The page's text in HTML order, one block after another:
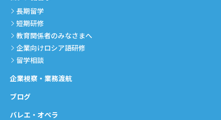
長期留学
短期研修
教育関係者のみなさまへ
企業向けロシア語研修
留学相談
企業視察・業務渡航
ブログ
バレエ・オペラ